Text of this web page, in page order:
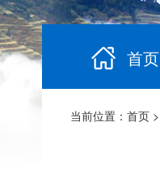
首页
当前位置： 首页 >